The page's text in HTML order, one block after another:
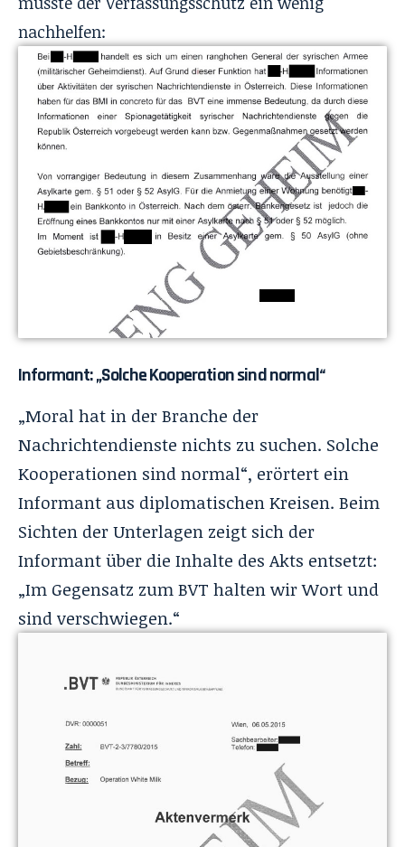
nachhelfen:
Informant: „Solche Kooperation sind normal“
„Moral hat in der Branche der
Nachrichtendienste nichts zu suchen. Solche
Kooperationen sind normal“, erörtert ein
Informant aus diplomatischen Kreisen. Beim
Sichten der Unterlagen zeigt sich der
Informant über die Inhalte des Akts entsetzt:
„Im Gegensatz zum BVT halten wir Wort und
sind verschwiegen.“